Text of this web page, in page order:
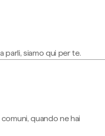
parli, siamo qui per te.
quando ne hai